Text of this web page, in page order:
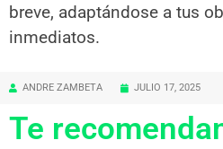
breve, adaptándose a tus
inmediatos.
ANDRE ZAMBETA JULIO 17, 2025
Te